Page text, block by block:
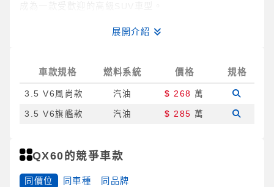
展開介紹
車款規格 燃料系統 價格 規格
3.5 V6風尚款 汽油 $ 268萬
3.5 V6旗艦款 汽油 $ 285萬
QX60的競爭車款
同價位 同車種 同品牌